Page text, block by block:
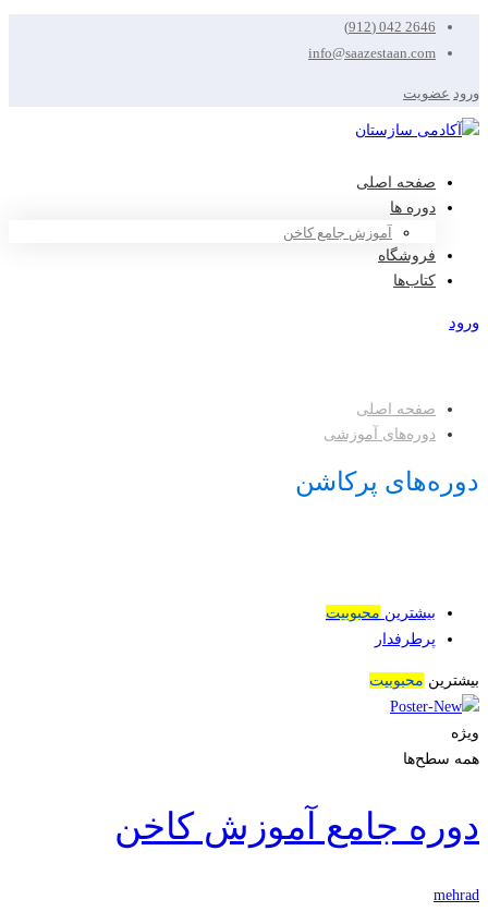
2646 042 (912)
info@saazestaan.com
ورود عضویت
صفحه اصلی
دوره ها
آموزش جامع کاخن
فروشگاه
کتاب‌ها
ورود
صفحه اصلی
دوره‌های آموزشی
دوره‌های پرکاشن
بیشترین محبوبیت
پرطرفدار
بیشترین محبوبیت
ویژه
همه سطح‌ها
دوره جامع آموزش کاخن
mehrad